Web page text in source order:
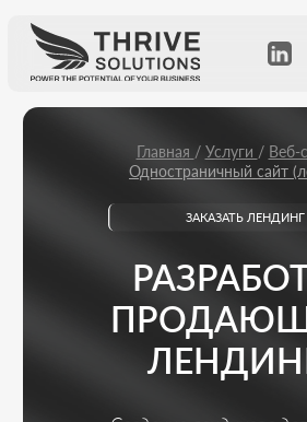
РАЗРАБОТКА
ПРОДАЮЩЕГО
ЛЕНДИНГА
Создание лендингов для бизнеса:
проектируем структуру, усиливаем оффер и
разрабатываем лендинг под ключ с фокусом
на конверсию и заявки.
ЗАКАЗАТЬ ЛЕНДИНГ
Главная/Услуги/Веб-сайты/